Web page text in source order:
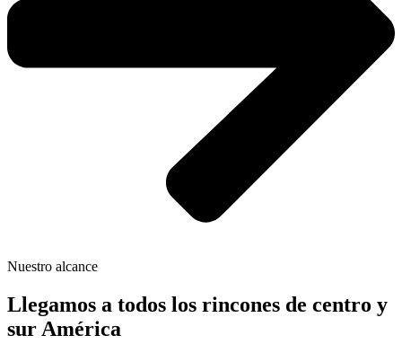
Nuestro alcance
Llegamos a todos los rincones de centro y
sur América